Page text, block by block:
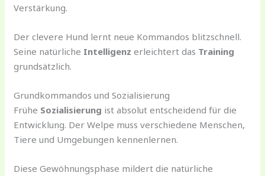
Verstärkung.
Der clevere Hund lernt neue Kommandos blitzschnell.
Seine natürliche Intelligenz erleichtert das Training
grundsätzlich.
Grundkommandos und Sozialisierung
Frühe Sozialisierung ist absolut entscheidend für die
Entwicklung. Der Welpe muss verschiedene Menschen,
Tiere und Umgebungen kennenlernen.
Diese Gewöhnungsphase mildert die natürliche